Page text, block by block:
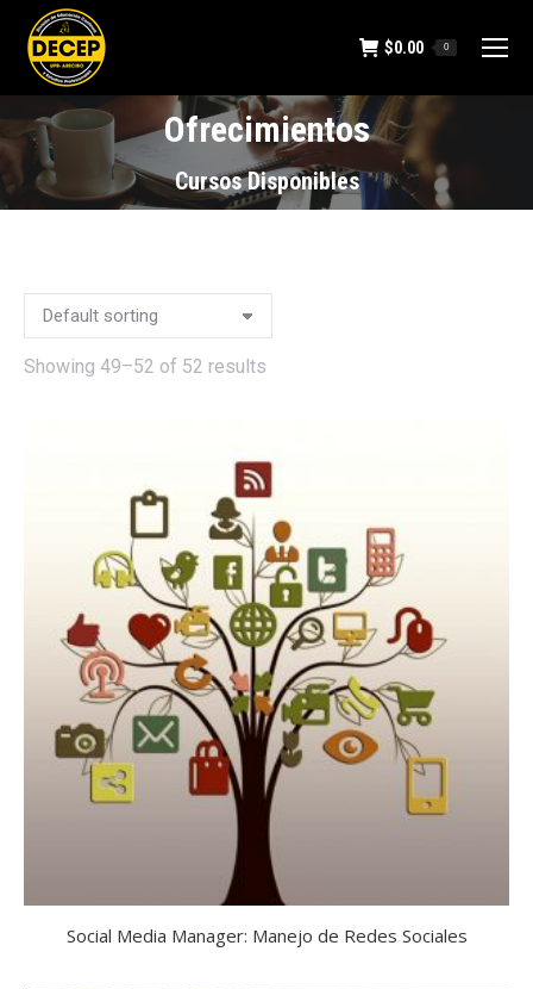
$0.00 0
Ofrecimientos
Cursos Disponibles
You are here:
Showing 49–52 of 52 results
Social Media Manager: Manejo de Redes Sociales